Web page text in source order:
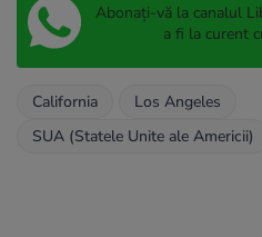
Abonați-vă la canalul
a fi la curent
California
Los Angeles
SUA (Statele Unite ale Americii)